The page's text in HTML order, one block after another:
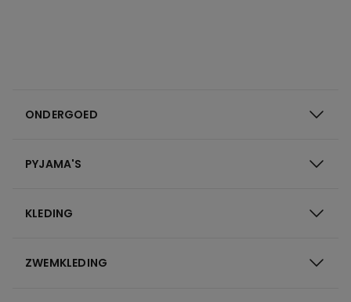
ONDERGOED
PYJAMA'S
KLEDING
ZWEMKLEDING